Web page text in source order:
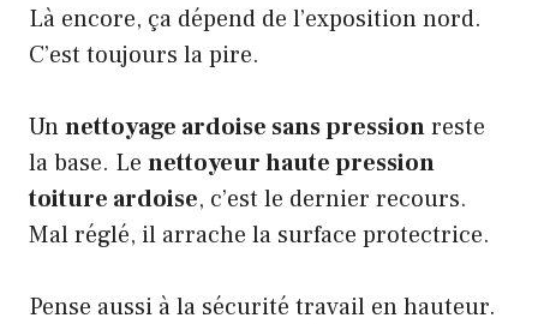
Là encore, ça dépend de l’exposition nord.
C’est toujours la pire.
Unnettoyage ardoise sans pressionreste
la base. Le nettoyeur haute pression
toiture ardoise, c’est le dernier recours.
Mal réglé, il arrache la surface protectrice.
Pense aussi à la sécurité travail en hauteur.